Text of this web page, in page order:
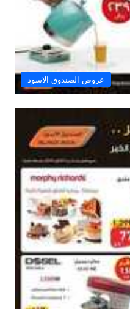
عروض الصندوق الاسود